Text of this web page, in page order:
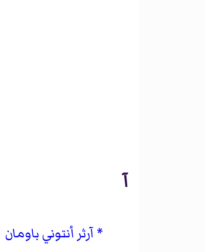
آ
آرثر أنتوني باومان